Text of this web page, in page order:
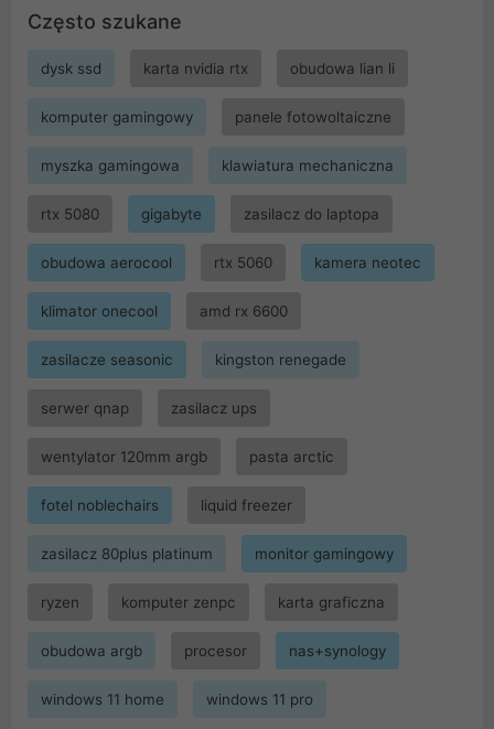
Często szukane
dysk ssd karta nvidia rtx obudowa lian li
komputer gamingowy panele fotowoltaiczne
myszka gamingowa klawiatura mechaniczna
rtx 5080 gigabyte zasilacz do laptopa
obudowa aerocool rtx 5060 kamera neotec
klimator onecool amd rx 6600
zasilacze seasonic kingston renegade
serwer qnap zasilacz ups
wentylator 120mm argb pasta arctic
fotel noblechairs liquid freezer
zasilacz 80plus platinum monitor gamingowy
ryzen komputer zenpc karta graficzna
obudowa argb procesor nas+synology
windows 11 home windows 11 pro